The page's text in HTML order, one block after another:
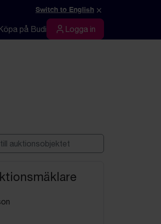
Switch to English ×
på Budi Logga in
Logga in
auktionsobjektet